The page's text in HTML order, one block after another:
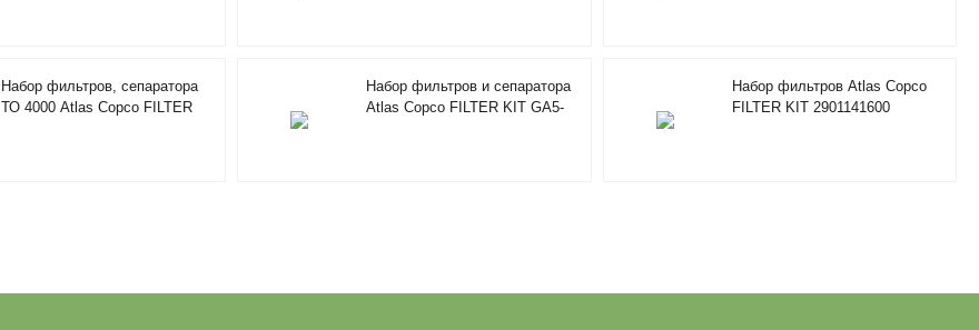
Набор фильтров, сепаратора
ТО 4000 Atlas Copco FILTER
Набор фильтров и сепаратора
Atlas Copco FILTER KIT GA5-
Набор фильтров Atlas Copco
FILTER KIT 2901141600